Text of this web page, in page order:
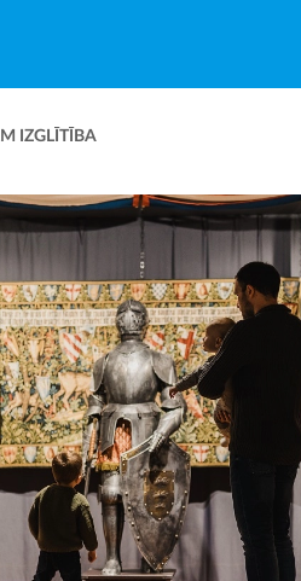
IZGLĪTĪBA